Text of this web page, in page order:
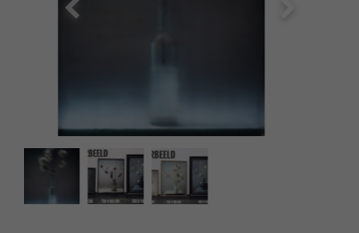
1527086194-0_full